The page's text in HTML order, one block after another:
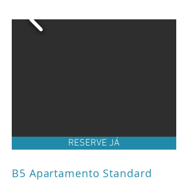
RESERVE JÁ
B5 Apartamento Standard